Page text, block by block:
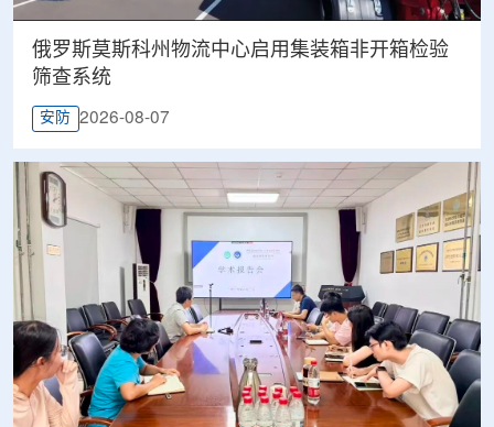
俄罗斯莫斯科州物流中心启用集装箱非开箱检验
筛查系统
安防 2026-08-07